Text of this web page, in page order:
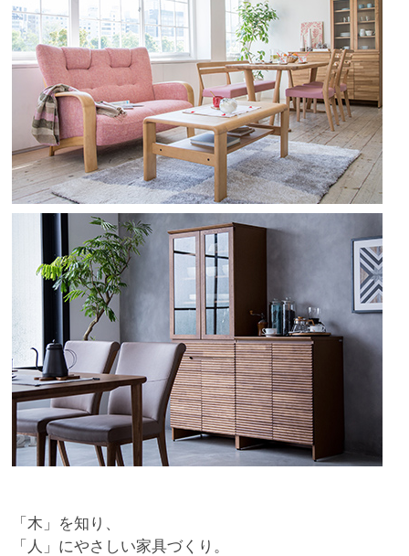
「木」を知り、
「人」にやさしい家具づくり。